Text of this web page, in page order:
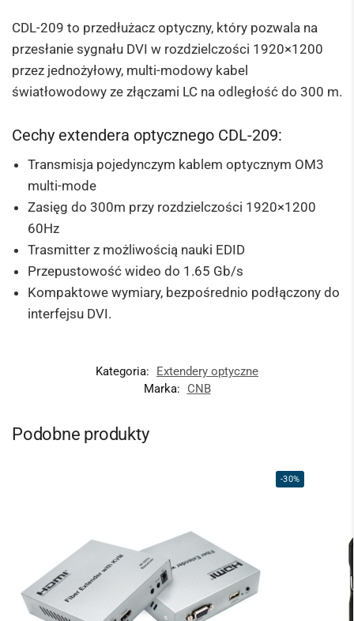
CDL-209 to przedłużacz optyczny, który pozwala na
przesłanie sygnału DVI w rozdzielczości 1920×1200
przez jednożyłowy, multi-modowy kabel
światłowodowy ze złączami LC na odległość do 300 m.
Cechy extendera optycznego CDL-209:
Transmisja pojedynczym kablem optycznym OM3
multi-mode
Zasięg do 300m przy rozdzielczości 1920×1200
60Hz
Trasmitter z możliwością nauki EDID
Przepustowość wideo do 1.65 Gb/s
Kompaktowe wymiary, bezpośrednio podłączony do
interfejsu DVI.
Kategoria:
Extendery optyczne
Marka:
CNB
Podobne produkty
-30%